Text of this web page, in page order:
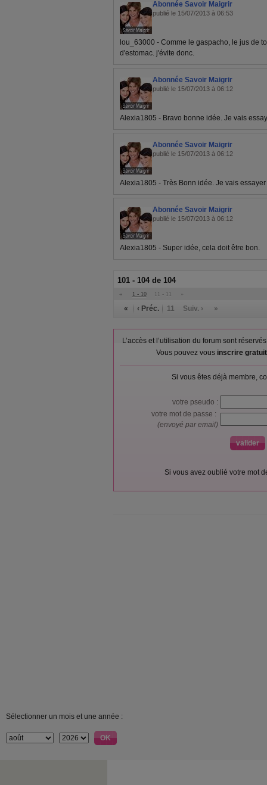
Abonnée Savoir Maigrir
publié le 15/07/2013 à 06:53
lou_63000 - Comme le gaspacho, le jus de
d'estomac. j'évite donc.
Abonnée Savoir Maigrir
publié le 15/07/2013 à 06:12
Alexia1805 - Bravo bonne idée. Je vais
Abonnée Savoir Maigrir
publié le 15/07/2013 à 06:12
Alexia1805 - Très Bonn idée. Je vais essayer
Abonnée Savoir Maigrir
publié le 15/07/2013 à 06:12
Alexia1805 - Super idée, cela doit être bon.
101 - 104 de 104
« 1 - 10 11 - 11 »
« ‹ Préc. 11 Suiv. › »
L’accès et l’utilisation du forum sont
Vous pouvez vous inscrire
Si vous êtes déjà membre,
votre pseudo :
votre mot de passe :
(envoyé par email)
Si vous avez oublié votre mot
Sélectionner un mois et une année :